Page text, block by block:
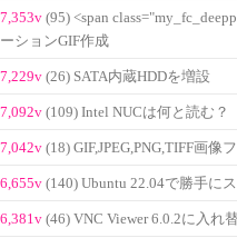
7,353v (95) <span
ーションGIF作成
7,229v (26) SATA内蔵HDDを増設
7,092v (109) Intel NUCは何と読む？
7,042v (18) GIF,JPEG,PNG,TIFF画像
6,655v (140) Ubuntu 22.04で勝手に
6,381v (46) VNC Viewer 6.0.2に入れ